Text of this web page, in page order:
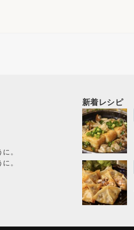
。
。
新着レシピ